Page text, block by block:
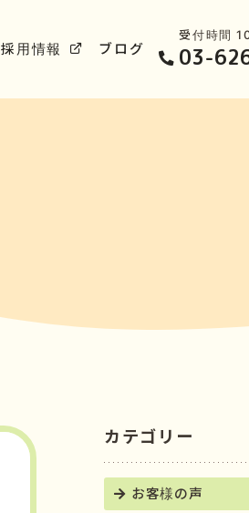
採用情報 ブログ
受付時間
03-
カテゴリー
お客様の声